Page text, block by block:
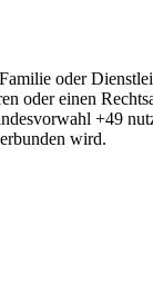
oder
oder einen
+49
wird.